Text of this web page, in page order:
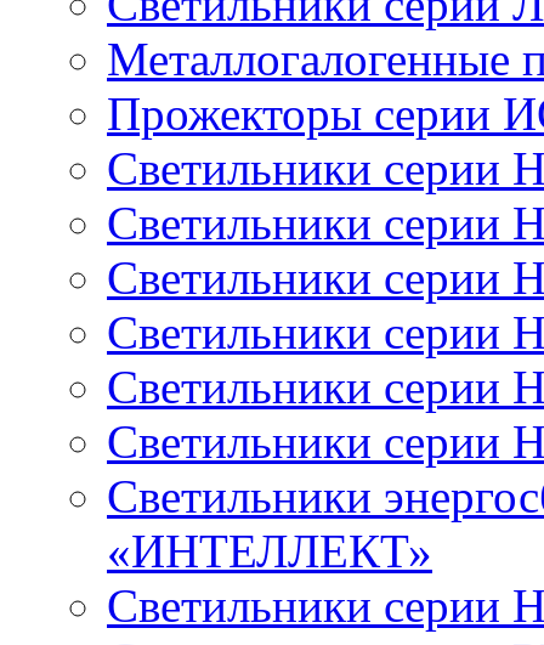
Металлогалогенные
Прожекторы серии
Светильники серии
Светильники серии
Светильники серии
Светильники серии
Светильники серии
Светильники серии
Светильники
«ИНТЕЛЛЕКТ»
Светильники серии